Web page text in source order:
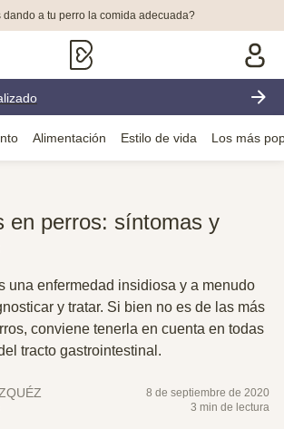
dando a tu perro la comida adecuada?
Alimentación Estilo de vida Los más
en perros: síntomas y
una enfermedad insidiosa y a menudo
y tratar. Si bien no es de las más
conviene tenerla en cuenta en todas
tracto gastrointestinal.
8 de septiembre de 2020
3 min de lectura